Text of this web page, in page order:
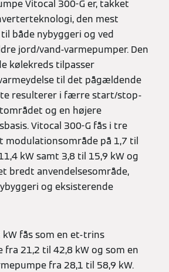
Vitocal 300-G er, takket
den mest
både nybyggeri og ved
jord/vand-varmepumper. Den
kølekreds tilpasser
til det pågældende
resulterer i færre start/stop-
og en højere
Vitocal 300-G fås i tre
modulationsområde på 1,7 til
kW samt 3,8 til 15,9 kW og
bredt anvendelsesområde,
og eksisterende
kW fås som en et-trins
fra 21,2 til 42,8 kW og som en
fra 28,1 til 58,9 kW.